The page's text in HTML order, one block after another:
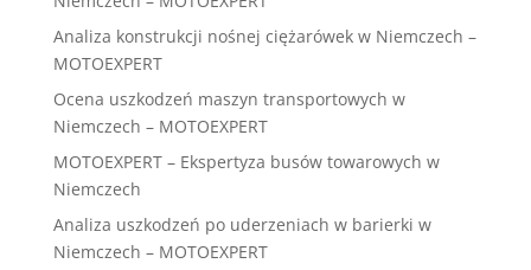
Analiza konstrukcji nośnej ciężarówek w Niemczech –
MOTOEXPERT
Ocena uszkodzeń maszyn transportowych w
Niemczech – MOTOEXPERT
MOTOEXPERT – Ekspertyza busów towarowych w
Niemczech
Analiza uszkodzeń po uderzeniach w barierki w
Niemczech – MOTOEXPERT